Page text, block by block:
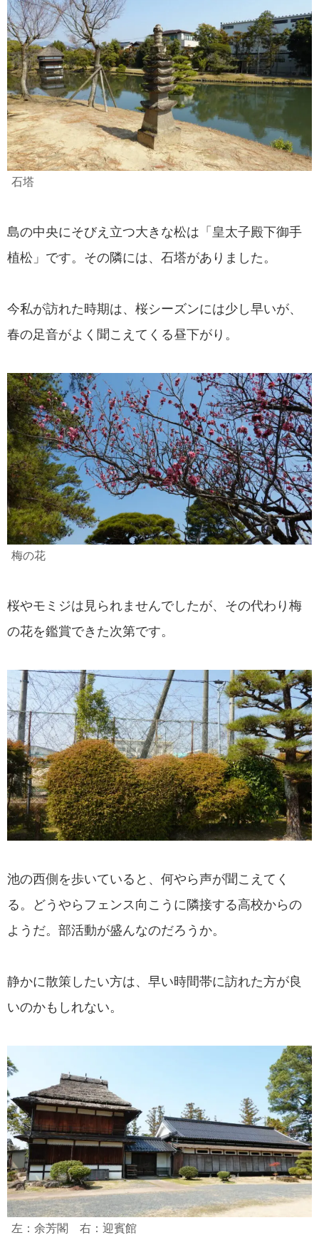
石塔
島の中央にそびえ立つ大きな松は「皇太子殿下御手
植松」です。その隣には、石塔がありました。
今私が訪れた時期は、桜シーズンには少し早いが、
春の足音がよく聞こえてくる昼下がり。
梅の花
桜やモミジは見られませんでしたが、その代わり梅
の花を鑑賞できた次第です。
池の西側を歩いていると、何やら声が聞こえてく
る。どうやらフェンス向こうに隣接する高校からの
ようだ。部活動が盛んなのだろうか。
静かに散策したい方は、早い時間帯に訪れた方が良
いのかもしれない。
左：余芳閣 右：迎賓館